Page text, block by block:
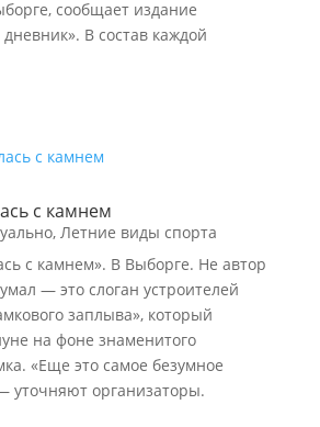
сообщает издание
В состав каждой
с камнем
, Летние виды спорта
с камнем». В Выборге. Не автор
— это слоган устроителей
заплыва», который
на фоне знаменитого
«Еще это самое безумное
уточняют организаторы.